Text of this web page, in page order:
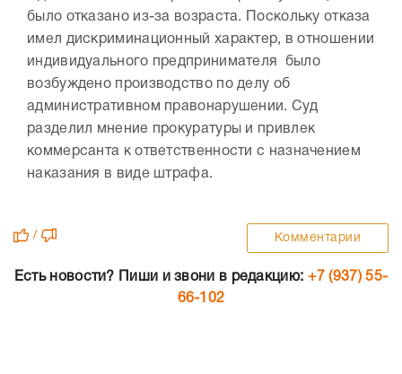
было отказано из-за возраста. Поскольку отказа
имел дискриминационный характер, в отношении
индивидуального предпринимателя было
возбуждено производство по делу об
административном правонарушении. Суд
разделил мнение прокуратуры и привлек
коммерсанта к ответственности с назначением
наказания в виде штрафа.
/ Комментарии
Есть новости? Пиши и звони в редакцию: +7 (937) 55-
66-102